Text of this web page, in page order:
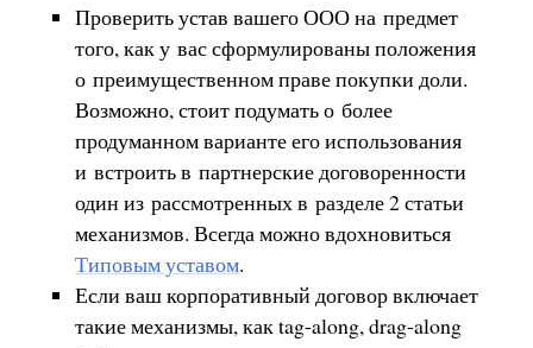
Проверить устав вашего ООО на предмет
того, как у вас сформулированы положения
о преимущественном праве покупки доли.
Возможно, стоит подумать о более
продуманном варианте его использования
и встроить в партнерские договоренности
один из рассмотренных в разделе 2 статьи
механизмов. Всегда можно вдохновиться
Типовым уставом.
Если ваш корпоративный договор включает
такие механизмы, как tag-along, drag-along